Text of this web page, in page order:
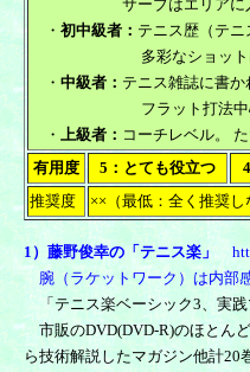
サーブはエリアに入れる
・ 初中級者： テニス歴（テニ
多彩なショットはで
・ 中級者： テニス雑誌に書か
フラット打法中心の上
・ 上級者： コーチレベル。
有用度
5：とても役立つ
推奨度
××（最低：全く推
1）藤野俊幸の「テニス楽」
腕（ラケットワーク）は内部
「テニス楽ベーシック3、実
市販のDVD(DVD-R)のほとん
ら技術解説したマガジン他計20